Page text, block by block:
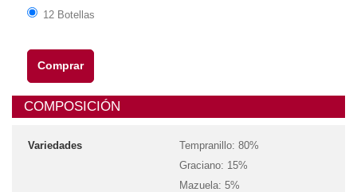
12 Botellas
Comprar
COMPOSICIÓN
Variedades
Tempranillo: 80%
Graciano: 15%
Mazuela: 5%